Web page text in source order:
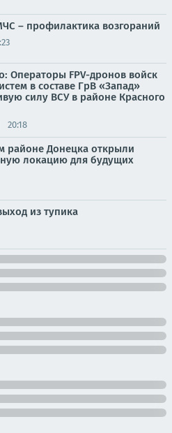
– профилактика возгораний
Операторы FPV-дронов войск
в составе ГрВ «Запад»
силу ВСУ в районе Красного
20:18
районе Донецка открыли
локацию для будущих
из тупика